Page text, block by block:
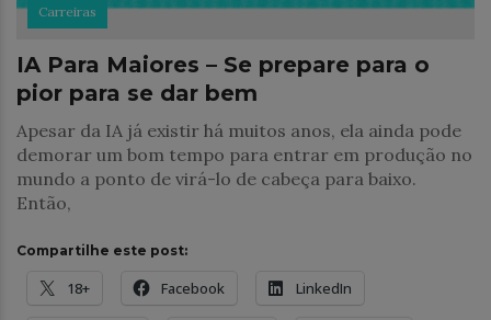
Carreiras
IA Para Maiores – Se prepare para o
pior para se dar bem
Apesar da IA já existir há muitos anos, ela ainda pode
demorar um bom tempo para entrar em produção no
mundo a ponto de virá-lo de cabeça para baixo.
Então,
Compartilhe este post:
18+ Facebook LinkedIn